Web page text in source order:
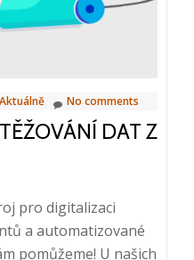
–
Aktuálně No comments
DAT Z
pro digitalizaci
a automatizované
pomůžeme! U našich